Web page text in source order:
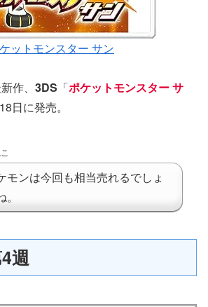
ットモンスター サン
作、 3DS 「ポケットモンスター サ
日に発売。
モンは今回も相当売れるでしょ
週